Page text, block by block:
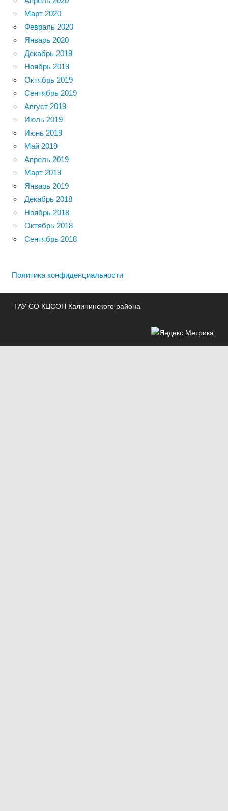
Март 2020
Февраль 2020
Январь 2020
Декабрь 2019
Ноябрь 2019
Октябрь 2019
Сентябрь 2019
Август 2019
Июль 2019
Июнь 2019
Май 2019
Апрель 2019
Март 2019
Январь 2019
Декабрь 2018
Ноябрь 2018
Октябрь 2018
Сентябрь 2018
Политика конфиденциальности
ГАУ СО КЦСОН Калининского района